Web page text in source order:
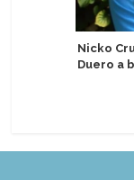
Nicko
Duero a